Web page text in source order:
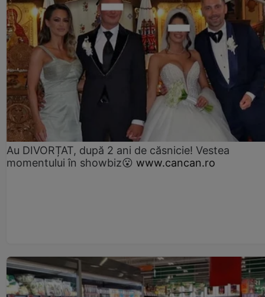
Au DIVORȚAT, după 2 ani de căsnicie! Vestea
momentului în showbiz😮 www.cancan.ro